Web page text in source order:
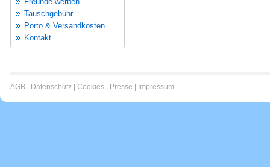
Tauschgebühr
Porto & Versandkosten
Kontakt
AGB Datenschutz Cookies Presse Impressum